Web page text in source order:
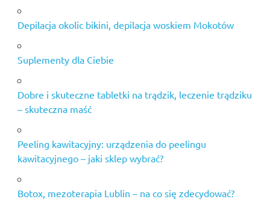
Depilacja okolic bikini, depilacja woskiem Mokotów
Suplementy dla Ciebie
Dobre i skuteczne tabletki na trądzik, leczenie trądziku
– skuteczna maść
Peeling kawitacyjny: urządzenia do peelingu
kawitacyjnego – jaki sklep wybrać?
Botox, mezoterapia Lublin – na co się zdecydować?